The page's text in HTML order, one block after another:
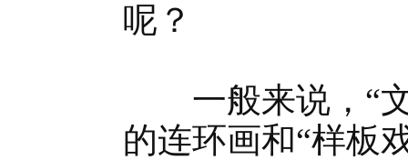
呢？
一般来说，“文
的连环画和“样板